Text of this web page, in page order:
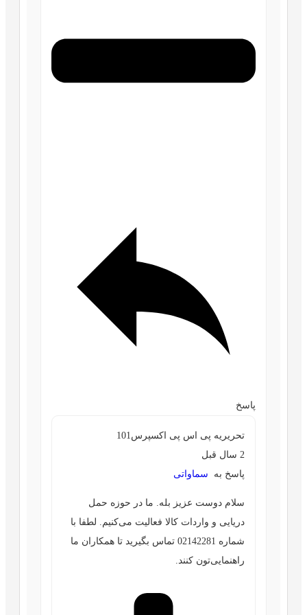
پاسخ
تحریریه پی اس پی اکسپرس101
2 سال قبل
پاسخ به سماواتی
سلام دوست عزیز بله. ما در حوزه حمل
دریایی و واردات کالا فعالیت می‌کنیم. لطفا با
شماره 02142281 تماس بگیرید تا همکاران ما
راهنمایی‌تون کنند.